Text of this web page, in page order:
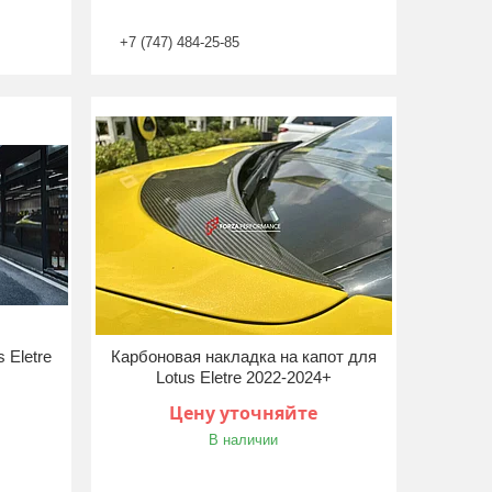
+7 (747) 484-25-85
Eletre
Карбоновая накладка на капот для
Lotus Eletre 2022-2024+
Цену уточняйте
В наличии